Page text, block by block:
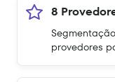
8
provedores